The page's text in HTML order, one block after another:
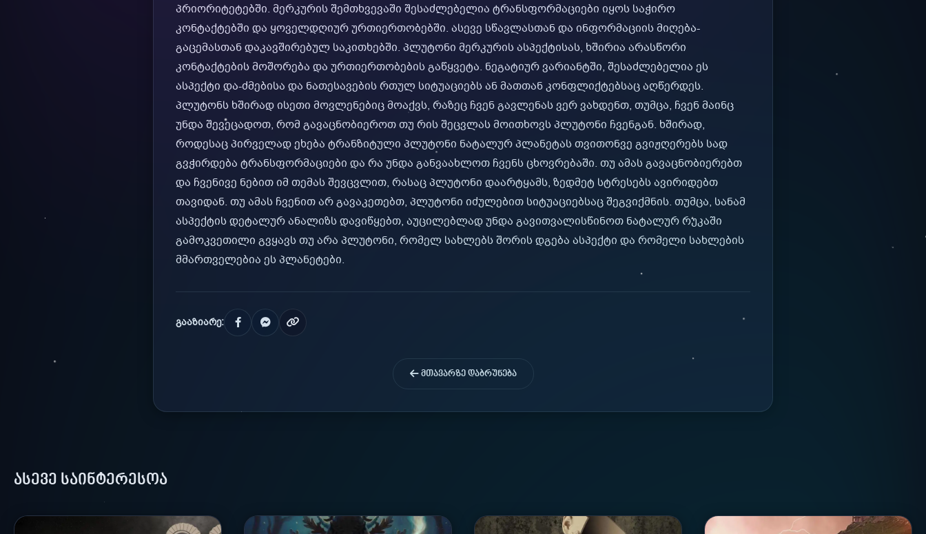
პრიორიტეტებში. მერკურის შემთხვევაში შესაძლებელია ტრანსფორმაციები იყოს საჭირო
კონტაქტებში და ყოველდღიურ ურთიერთობებში. ასევე სწავლასთან და ინფორმაციის მიღება-
გაცემასთან დაკავშირებულ საკითხებში. პლუტონი მერკურის ასპექტისას, ხშირია არასწორი
კონტაქტების მოშორება და ურთიერთობების გაწყვეტა. ნეგატიურ ვარიანტში, შესაძლებელია ეს
ასპექტი და-ძმებისა და ნათესავების რთულ სიტუაციებს ან მათთან კონფლიქტებსაც აღწერდეს.
პლუტონს ხშირად ისეთი მოვლენებიც მოაქვს, რაზეც ჩვენ გავლენას ვერ ვახდენთ, თუმცა, ჩვენ მაინც
უნდა შევეცადოთ, რომ გავაცნობიეროთ თუ რის შეცვლას მოითხოვს პლუტონი ჩვენგან. ხშირად,
როდესაც პირველად ეხება ტრანზიტული პლუტონი ნატალურ პლანეტას თვითონვე გვიჟღერებს სად
გვჭირდება ტრანსფორმაციები და რა უნდა განვაახლოთ ჩვენს ცხოვრებაში. თუ ამას გავაცნობიერებთ
და ჩვენივე ნებით იმ თემას შევცვლით, რასაც პლუტონი დაარტყამს, ზედმეტ სტრესებს ავირიდებთ
თავიდან. თუ ამას ჩვენით არ გავაკეთებთ, პლუტონი იძულებით სიტუაციებსაც შეგვიქმნის. თუმცა, სანამ
ასპექტის დეტალურ ანალიზს დავიწყებთ, აუცილებლად უნდა გავითვალისწინოთ ნატალურ რუკაში
გამოკვეთილი გვყავს თუ არა პლუტონი, რომელ სახლებს შორის დგება ასპექტი და რომელი სახლების
მმართველებია ეს პლანეტები.
გააზიარე:
ᲛᲗᲐᲕᲐᲠᲖᲔ ᲓᲐᲑᲠᲣᲜᲔᲑᲐ
ᲐᲡᲔᲕᲔ ᲡᲐᲘᲜᲢᲔᲠᲔᲡᲝᲐ